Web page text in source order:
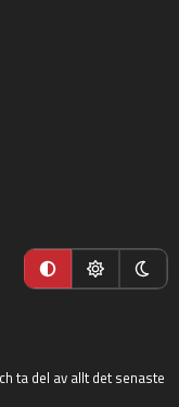
ta del av allt det senaste